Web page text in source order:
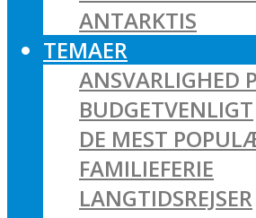
ANTARKTIS
TEMAER
ANSVARLIGHED
BUDGETVENLIGT
DE MEST
FAMILIEFERIE
LANGTIDSREJSER